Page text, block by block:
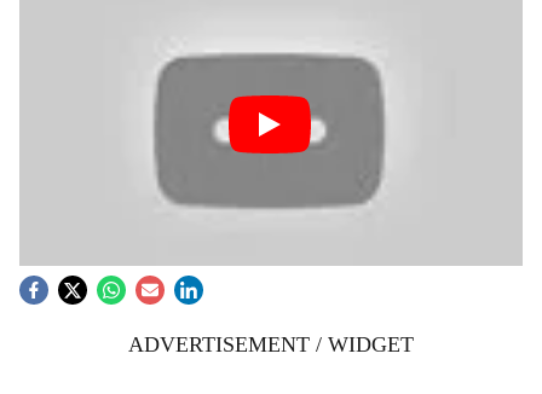
ADVERTISEMENT / WIDGET